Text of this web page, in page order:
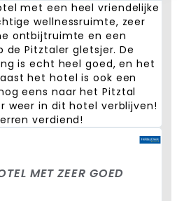
met een heel vriendelijke
wellnessruimte, zeer
ontbijtruimte en een
Pitztaler gletsjer. De
is echt heel goed, en het
het hotel is ook een
eens naar het Pitztal
weer in dit hotel verblijven!
verdiend!
MET ZEER GOED